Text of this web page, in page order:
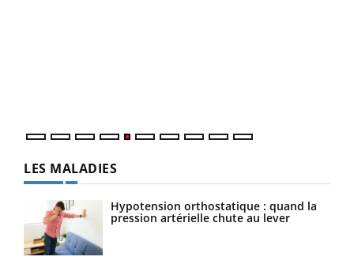
LES MALADIES
Hypotension orthostatique : quand la
pression artérielle chute au lever